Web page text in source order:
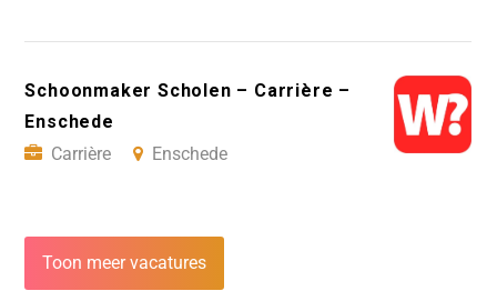
Schoonmaker Scholen – Carrière –
Enschede
Carrière
Enschede
Toon meer vacatures